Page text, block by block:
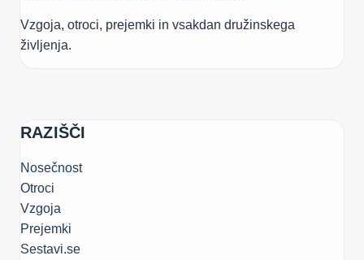
Vzgoja, otroci, prejemki in vsakdan družinskega
življenja.
RAZIŠČI
Nosečnost
Otroci
Vzgoja
Prejemki
Sestavi.se